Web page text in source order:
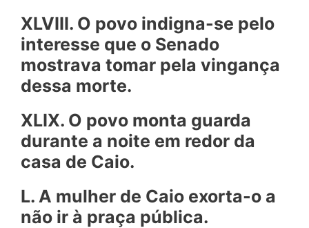
XLVIII. O povo indigna-se pelo
interesse que o Senado
mostrava tomar pela vingança
dessa morte.
XLIX. O povo monta guarda
durante a noite em redor da
casa de Caio.
L. A mulher de Caio exorta-o a
não ir à praça pública.